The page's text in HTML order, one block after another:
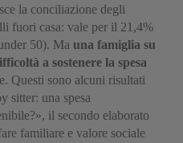
la conciliazione degli
fuori casa: vale per il 21,4%
50). Ma una famiglia su
a sostenere la spesa
Questi sono alcuni risultati
sitter: una spesa
il secondo elaborato
familiare e valore sociale